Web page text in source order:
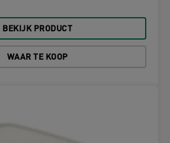
BEKIJK PRODUCT
WAAR TE KOOP